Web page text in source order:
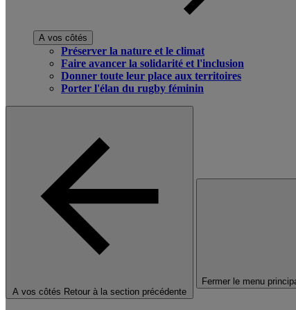
A vos côtés
Préserver la nature et le climat
Faire avancer la solidarité et l'inclusion
Donner toute leur place aux territoires
Porter l'élan du rugby féminin
A vos côtés Retour à la section précédente
Fermer le menu